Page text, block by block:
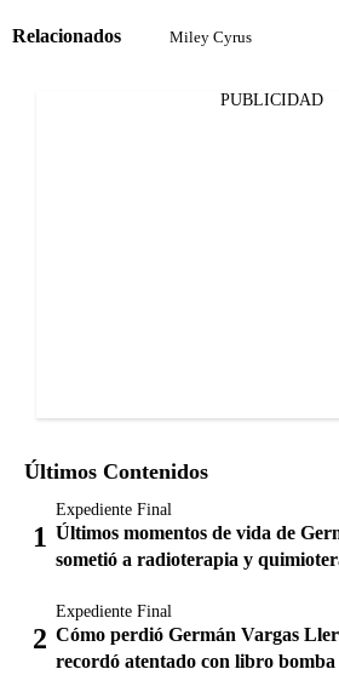
Relacionados Miley Cyrus
PUBLICIDAD
Últimos Contenidos
Expediente Final
Últimos momentos de vida de
sometió a radioterapia y
Expediente Final
Cómo perdió Germán Vargas
recordó atentado con libro bomba